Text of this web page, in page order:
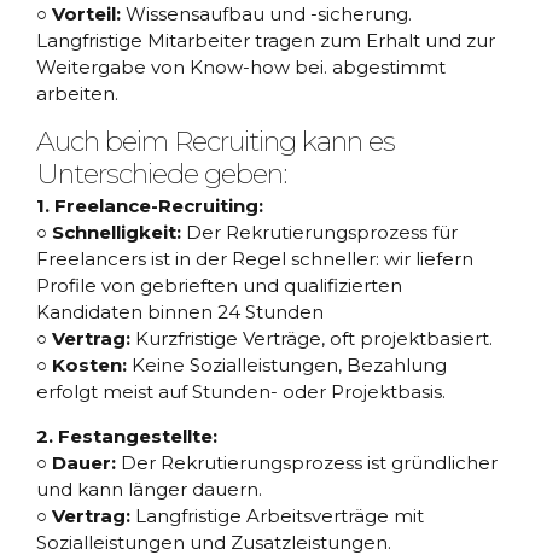
○ Vorteil: Wissensaufbau und -sicherung.
Langfristige Mitarbeiter tragen zum Erhalt und zur
Weitergabe von Know-how bei. abgestimmt
arbeiten.
Auch beim Recruiting kann es
Unterschiede geben:
1. Freelance-Recruiting:
○ Schnelligkeit: Der Rekrutierungsprozess für
Freelancers ist in der Regel schneller: wir liefern
Profile von gebrieften und qualifizierten
Kandidaten binnen 24 Stunden
○ Vertrag: Kurzfristige Verträge, oft projektbasiert.
○ Kosten: Keine Sozialleistungen, Bezahlung
erfolgt meist auf Stunden- oder Projektbasis.
2. Festangestellte:
○ Dauer: Der Rekrutierungsprozess ist gründlicher
und kann länger dauern.
○ Vertrag: Langfristige Arbeitsverträge mit
Sozialleistungen und Zusatzleistungen.